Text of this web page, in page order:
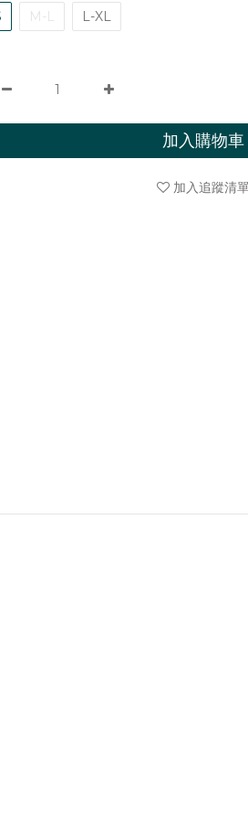
M-L L-XL
加入購物車
加入追蹤清